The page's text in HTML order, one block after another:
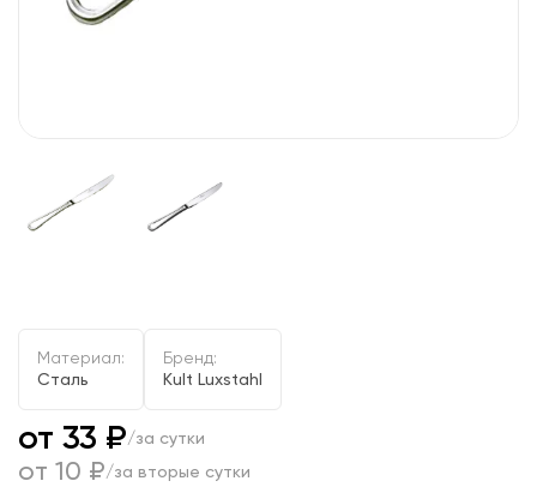
Материал:
Сталь
Бренд:
Kult Luxstahl
от 33 ₽/за сутки
от 10 ₽/за вторые сутки